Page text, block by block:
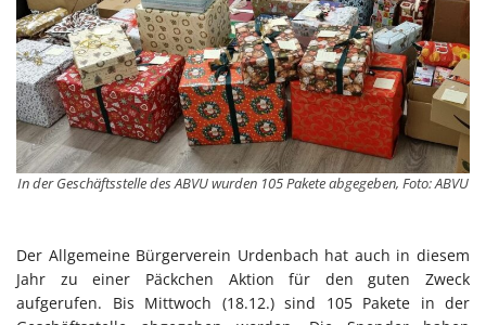
In der Geschäftsstelle des ABVU wurden 105 Pakete abgegeben, Foto: ABVU
Der Allgemeine Bürgerverein Urdenbach hat auch in diesem
Jahr zu einer Päckchen Aktion für den guten Zweck
aufgerufen. Bis Mittwoch (18.12.) sind 105 Pakete in der